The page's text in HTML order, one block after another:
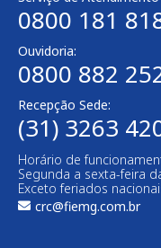
0800 181
Ouvidoria:
0800 882
Recepção Sede:
(31) 3263
Horário de
Segunda a sexta-feira
Exceto feriados
crc@fiemg.com.br